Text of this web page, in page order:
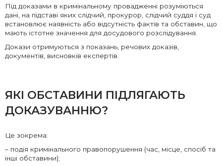
Під доказами в кримінальному провадженні розуміються
дані, на підставі яких слідчий, прокурор, слідчий суддя і суд
встановлює наявність або відсутність фактів та обставин, що
мають істотне значення для досудового розслідування.
Докази отримуються з показань, речових доказів,
документів, висновків експертів.
ЯКІ ОБСТАВИНИ ПІДЛЯГАЮТЬ
ДОКАЗУВАННЮ?
Це зокрема:
– подія кримінального правопорушення (час, місце, спосіб та
інші обставини);